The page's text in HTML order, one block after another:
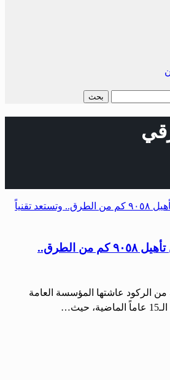
شبكة النقل تنتهي من تأهيل ٩٠٥٨ كم من الطرق..
من الركود عاشتها المؤسسة العامة